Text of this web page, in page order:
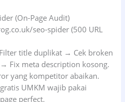
(On-Page Audit)
seo-spider (500 URL
title duplikat → Cek broken
Fix meta description kosong.
yang kompetitor abaikan.
UMKM wajib pakai
perfect.